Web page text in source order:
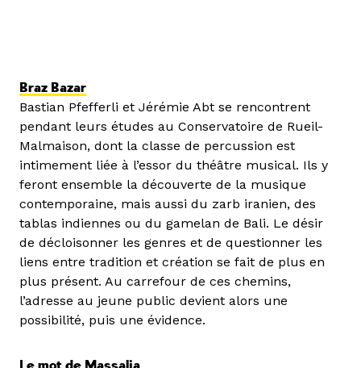
Braz Bazar
Bastian Pfefferli et Jérémie Abt se rencontrent
pendant leurs études au Conservatoire de Rueil-
Malmaison, dont la classe de percussion est
intimement liée à l’essor du théâtre musical. Ils y
feront ensemble la découverte de la musique
contemporaine, mais aussi du zarb iranien, des
tablas indiennes ou du gamelan de Bali. Le désir
de décloisonner les genres et de questionner les
liens entre tradition et création se fait de plus en
plus présent. Au carrefour de ces chemins,
l’adresse au jeune public devient alors une
possibilité, puis une évidence.